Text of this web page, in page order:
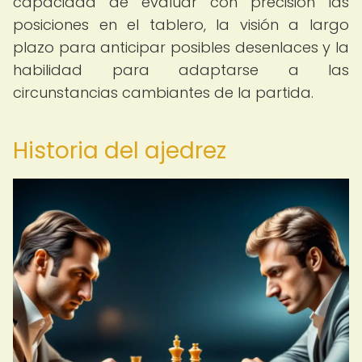
posiciones en el tablero, la visión a largo
plazo para anticipar posibles desenlaces y la
habilidad para adaptarse a las
circunstancias cambiantes de la partida.
Historia del ajedrez